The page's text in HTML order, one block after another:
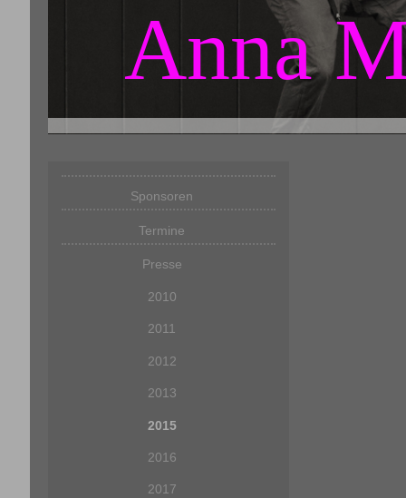
Anna
Sponsoren
Termine
Presse
2010
2011
2012
2013
2015
2016
2017